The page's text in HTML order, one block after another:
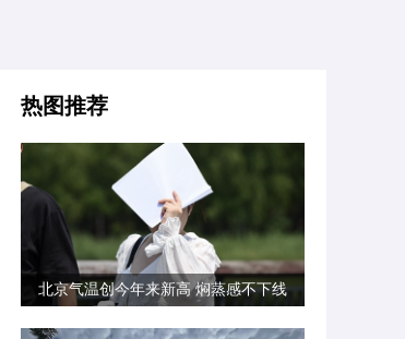
热图推荐
北京气温创今年来新高 焖蒸感不下线